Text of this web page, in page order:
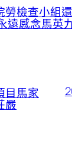
勞檢查小組還
遠感念馬英
目馬家
嚴